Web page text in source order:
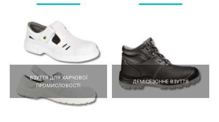
ВЗУТТЯ ДЛЯ ХАРЧОВОЇ
ПРОМИСЛОВОСТІ
ДЕМІСЕЗОННЕ ВЗУТТЯ